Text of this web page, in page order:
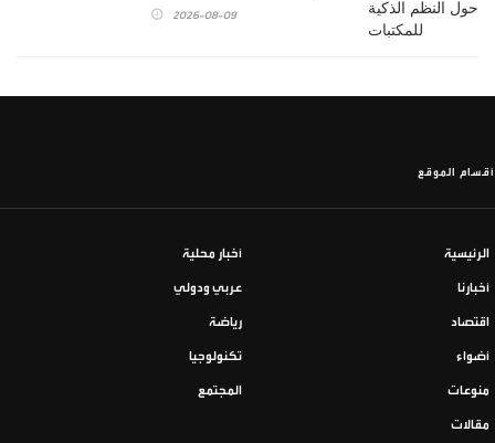
2026-08-09
أقسام الموقع
الرئيسية أخبار محلية
أخبارنا عربي ودولي
اقتصاد رياضة
أضواء تكنولوجيا
منوعات المجتمع
مقالات